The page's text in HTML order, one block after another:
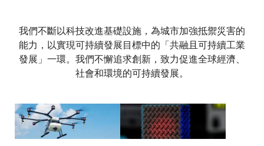
我們不斷以科技改進基礎設施，為城市加強抵禦災害的
能力，以實現可持續發展目標中的「共融且可持續工業
發展」一環。我們不懈追求創新，致力促進全球經濟、
社會和環境的可持續發展。